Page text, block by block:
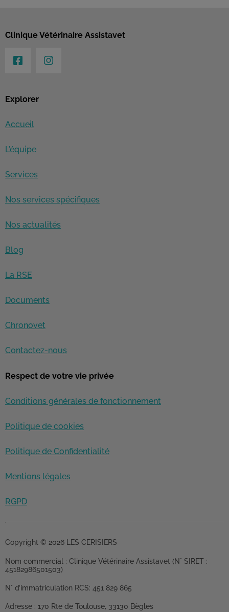
Explorer
Accueil
L'équipe
Services
Nos services spécifiques
Nos actualités
Blog
La RSE
Documents
Chronovet
Contactez-nous
Respect de votre vie privée
Conditions générales de fonctionnement
Politique de cookies
Politique de Confidentialité
Mentions légales
RGPD
Clinique Vétérinaire Assistavet
Copyright © 2026 LES CERISIERS
Nom commercial : Clinique Vétérinaire Assistavet (N° SIRET :
45182986501503)
N° d’immatriculation RCS: 451 829 865
Adresse : 170 Rte de Toulouse, 33130 Bègles